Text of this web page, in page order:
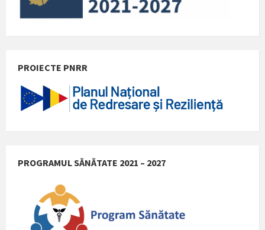
PROIECTE PNRR
PROGRAMUL SĂNĂTATE 2021 – 2027